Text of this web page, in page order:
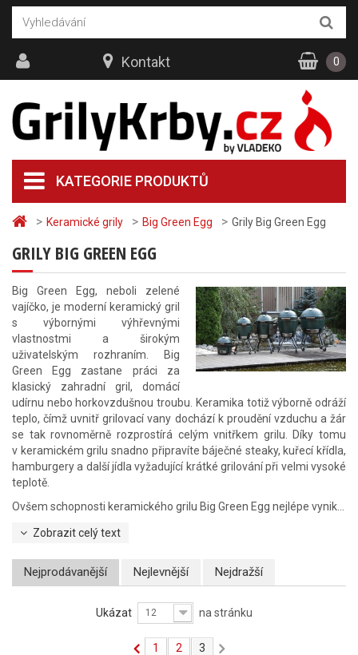
> Keramické grily > Big Green Egg > Grily Big Green Egg
GRILY BIG GREEN EGG
Big Green Egg, neboli zelené
vajíčko, je moderní keramický gril
s výbornými výhřevnými
vlastnostmi a širokým
uživatelským rozhraním. Big
Green Egg zastane práci za
klasický zahradní gril, domácí
udírnu nebo horkovzdušnou troubu. Keramika totiž výborně odráží
teplo, čímž uvnitř grilovací vany dochází k proudění vzduchu a žár
se tak rovnoměrně rozprostírá celým vnitřkem grilu. Díky tomu
v keramickém grilu snadno připravíte báječné steaky, kuřecí křídla,
hamburgery a další jídla vyžadující krátké grilování při velmi vysoké
teplotě.
Ovšem schopnosti keramického grilu Big Green Egg nejlépe vynik...
Zobrazit celý text
Nejprodávanější Nejlevnější Nejdražší
Ukázat 12 na stránku
1 2 3
KATEGORIE PRODUKTŮ
Kontakt 0